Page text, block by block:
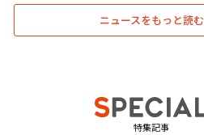
ニュースをもっと読む
特集記事